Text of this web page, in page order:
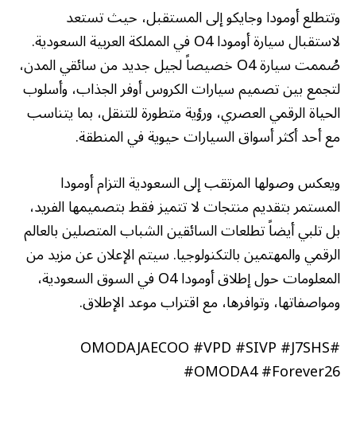
وتتطلع أومودا وجايكو إلى المستقبل، حيث تستعد
لاستقبال سيارة أومودا O4 في المملكة العربية السعودية.
صُممت سيارة O4 خصيصاً لجيل جديد من سائقي المدن،
لتجمع بين تصميم سيارات الكروس أوفر الجذاب، وأسلوب
الحياة الرقمي العصري، ورؤية متطورة للتنقل، بما يتناسب
مع أحد أكثر أسواق السيارات حيوية في المنطقة.
ويعكس وصولها المرتقب إلى السعودية التزام أومودا
المستمر بتقديم منتجات لا تتميز فقط بتصميمها الفريد،
بل تلبي أيضاً تطلعات السائقين الشباب المتصلين بالعالم
الرقمي والمهتمين بالتكنولوجيا. سيتم الإعلان عن مزيد من
المعلومات حول إطلاق أومودا O4 في السوق السعودية،
ومواصفاتها، وتوافرها، مع اقتراب موعد الإطلاق.
#OMODAJAECOO #VPD #SIVP #J7SHS
#OMODA4 #Forever26